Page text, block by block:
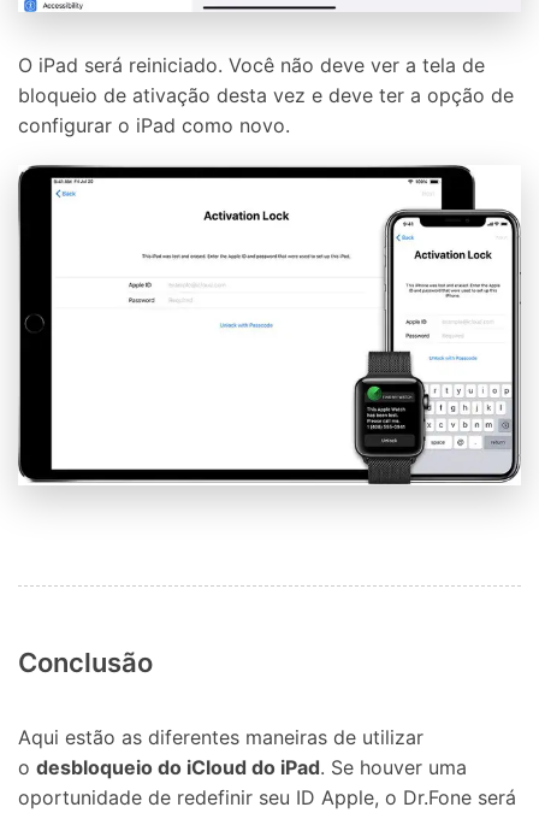
O iPad será reiniciado. Você não deve ver a tela de
bloqueio de ativação desta vez e deve ter a opção de
configurar o iPad como novo.
Conclusão
Aqui estão as diferentes maneiras de utilizar
o desbloqueio do iCloud do iPad. Se houver uma
oportunidade de redefinir seu ID Apple, o Dr.Fone será